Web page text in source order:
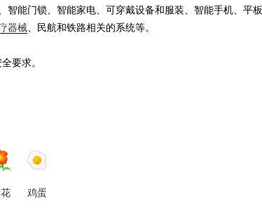
能门锁、智能家电、可穿戴设备和服装、智能手机、平板
器械 、民航和铁路相关的系统等。
要求。
鸡蛋